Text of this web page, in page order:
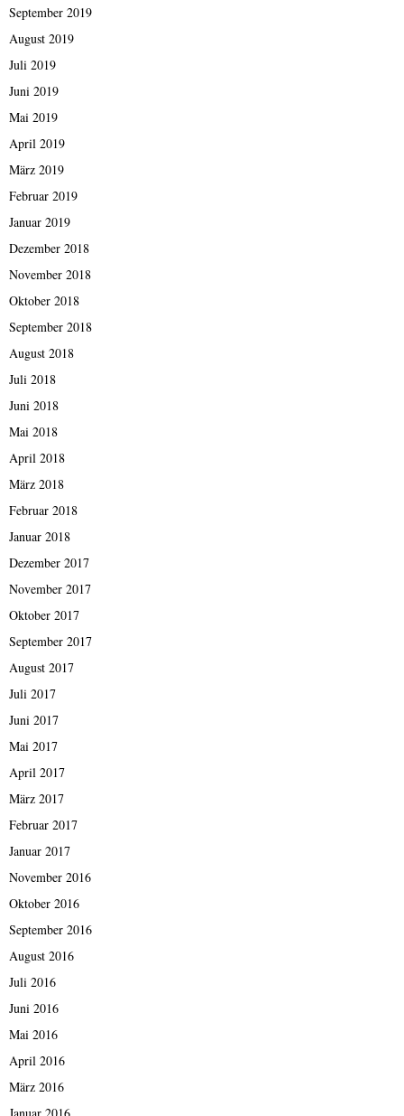
September 2019
August 2019
Juli 2019
Juni 2019
Mai 2019
April 2019
März 2019
Februar 2019
Januar 2019
Dezember 2018
November 2018
Oktober 2018
September 2018
August 2018
Juli 2018
Juni 2018
Mai 2018
April 2018
März 2018
Februar 2018
Januar 2018
Dezember 2017
November 2017
Oktober 2017
September 2017
August 2017
Juli 2017
Juni 2017
Mai 2017
April 2017
März 2017
Februar 2017
Januar 2017
November 2016
Oktober 2016
September 2016
August 2016
Juli 2016
Juni 2016
Mai 2016
April 2016
März 2016
Januar 2016